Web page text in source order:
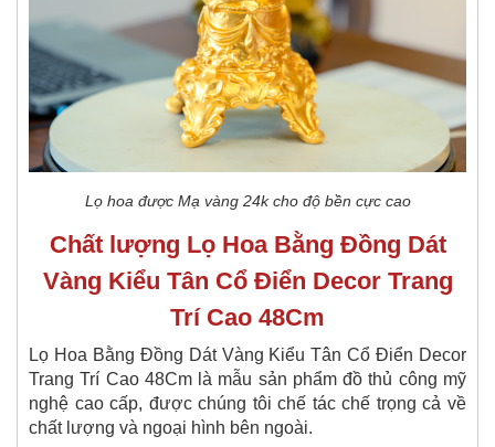
Lọ hoa được Mạ vàng 24k cho độ bền cực cao
Chất lượng Lọ Hoa Bằng Đồng Dát
Vàng Kiểu Tân Cổ Điển Decor Trang
Trí Cao 48Cm
Lọ Hoa Bằng Đồng Dát Vàng Kiểu Tân Cổ Điển Decor
Trang Trí Cao 48Cm là mẫu sản phẩm đồ thủ công mỹ
nghệ cao cấp, được chúng tôi chế tác chế trọng cả về
chất lượng và ngoại hình bên ngoài.